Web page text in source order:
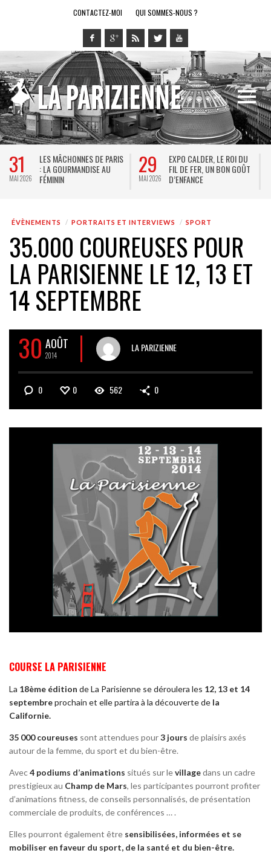
CONTACTEZ-MOI QUI SOMMES-NOUS ?
31
MAI 2026
LES MÂCHONNES DE PARIS
: LA GOURMANDISE AU
FÉMININ
29
MAI 2026
EXPO CALDER, LE ROI DU
FIL DE FER, UN BON GOÛT
D’ENFANCE
ÉVÈNEMENTS PORTRAITS ET INTERVIEWS SPORT
35.000 COUREUSES POUR
LA PARISIENNE LE 12, 13 ET
14 SEPTEMBRE
30 AOÛT
2014
LA PARIZIENNE
0 0 562 0
COURSE LA PARISIENNE
La 18ème édition de La Parisienne se déroulera les 12, 13 et 14
septembreprochain et elle partira à la découverte de la
Californie.
35 000 coureuses sont attendues pour3 jours de plaisirs axés
autour de la femme, du sport et du bien-être.
Avec4 podiums d’animations situés sur levillagedans un cadre
prestigieux au Champ de Mars, les participantes pourront profiter
d’animations fitness, de conseils personnalisés, de présentation
commerciale de produits, de conférences … .
Elles pourront également être sensibilisées, informées et se
mobiliser en faveur du sport, de la santé et du bien-être.